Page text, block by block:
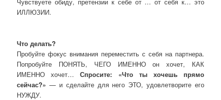
Чувствуете обиду, претензии к себе от … от себя к… это
ИЛЛЮЗИИ.
Что делать?
Пробуйте фокус внимания переместить с себя на партнера.
Попробуйте ПОНЯТЬ, ЧЕГО ИМЕННО он хочет, КАК
ИМЕННО хочет…Спросите: «Что ты хочешь прямо
сейчас?» — и сделайте для него ЭТО, удовлетворите его
НУЖДУ.